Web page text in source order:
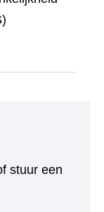
stuur een